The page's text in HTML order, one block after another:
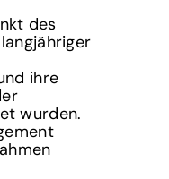
des
ihre
wurden.